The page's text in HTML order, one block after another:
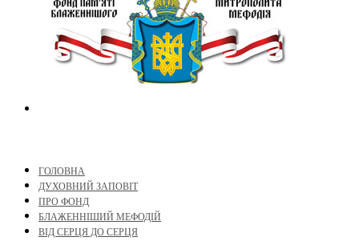
ГОЛОВНА
ДУХОВНИЙ ЗАПОВІТ
ПРО ФОНД
БЛАЖЕННІШИЙ МЕФОДІЙ
ВІД СЕРЦЯ ДО СЕРЦЯ